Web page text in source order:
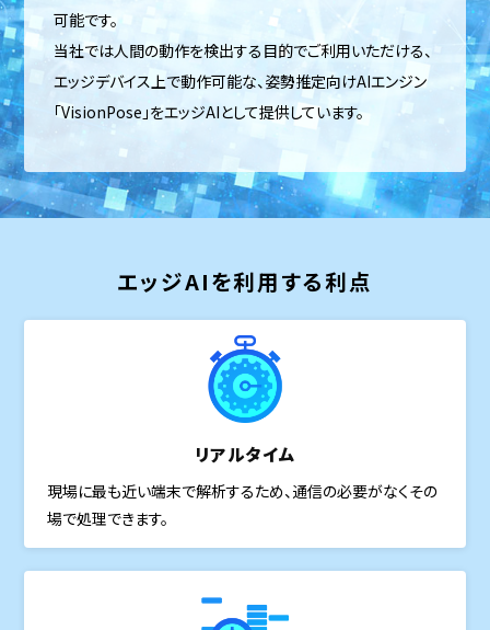
可能です。
当社では人間の動作を検出する目的でご利用いただける、
エッジデバイス上で動作可能な、姿勢推定向けAIエンジン
「VisionPose」をエッジAIとして提供しています。
エッジAIを利用する利点
リアルタイム
現場に最も近い端末で解析するため、通信の必要がなくその
場で処理できます。